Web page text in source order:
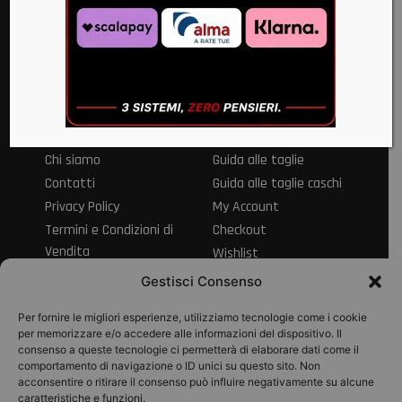
Gestisci Consenso
Per fornire le migliori esperienze, utilizziamo tecnologie come i cookie
per memorizzare e/o accedere alle informazioni del dispositivo. Il
consenso a queste tecnologie ci permetterà di elaborare dati come il
comportamento di navigazione o ID unici su questo sito. Non
acconsentire o ritirare il consenso può influire negativamente su alcune
caratteristiche e funzioni.
Via Alvanella 71/79 83024 Monteforte Irpino AV
+39 0825 683057
Chi siamo
Contatti
Privacy Policy
Termini e Condizioni di
Vendita
Informativa sul Diritto
Guida alle taglie
Guida alle taglie caschi
My Account
Checkout
Wishlist
Spedizioni e resi
pagamento
Pagamenti